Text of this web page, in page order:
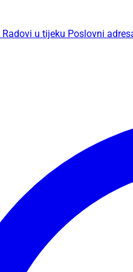
Radovi u tijeku Poslovni